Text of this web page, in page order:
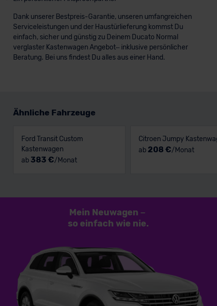
Dank unserer Bestpreis-Garantie, unseren umfangreichen
Serviceleistungen und der Haustürlieferung kommst Du
einfach, sicher und günstig zu Deinem Ducato Normal
verglaster Kastenwagen Angebot– inklusive persönlicher
Beratung. Bei uns findest Du alles aus einer Hand.
Ähnliche Fahrzeuge
Ford Transit Custom
Kastenwagen
ab 383 €/Monat
Citroen Jumpy
ab 208 €/Monat
Mein Neuwagen –
so einfach wie nie.